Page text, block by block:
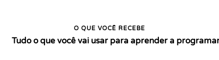
O QUE VOCÊ RECEBE
Tudo o que você vai usar para aprender a